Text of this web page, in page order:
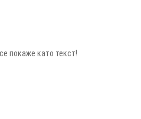
покаже като текст!